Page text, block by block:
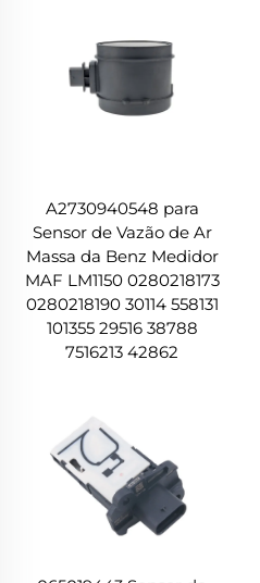
A2730940548 para
Sensor de Vazão de Ar
Massa da Benz Medidor
MAF LM1150 0280218173
0280218190 30114 558131
101355 29516 38788
7516213 42862